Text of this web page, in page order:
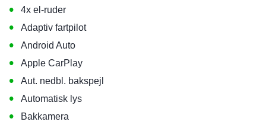
• 4x el-ruder
• Adaptiv fartpilot
• Android Auto
• Apple CarPlay
• Aut. nedbl. bakspejl
• Automatisk lys
• Bakkamera